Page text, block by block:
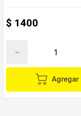
$ 1400
Agregar